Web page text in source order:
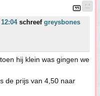
schreef greysbones
hij klein was gingen we
de prijs van 4,50 naar